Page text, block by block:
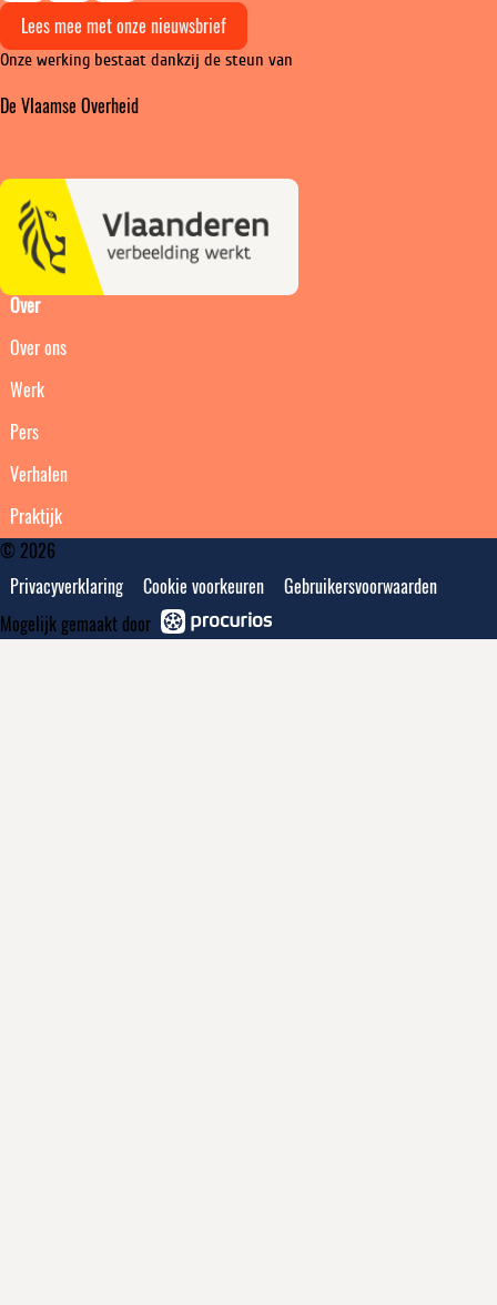
Ga
naar
Instagram
naar
Facebook
Ga
naar
LinkedIn
Over
Over ons
Werk
Pers
Verhalen
Praktijk
Lees mee met onze nieuwsbrief
Onze werking bestaat dankzij de steun van
De Vlaamse Overheid
© 2026
Privacyverklaring
Cookie voorkeuren
Gebruikersvoorwaarden
Mogelijk gemaakt door